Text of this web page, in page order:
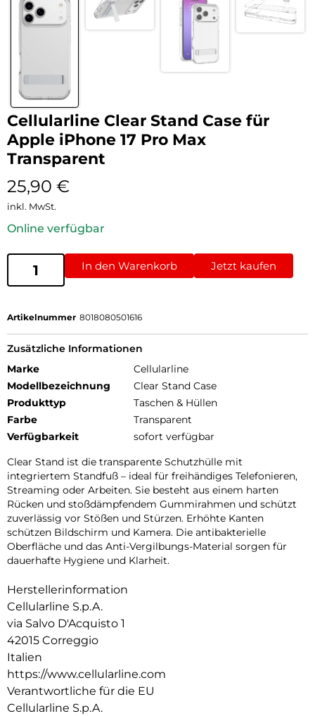
Cellularline Clear Stand Case für
Apple iPhone 17 Pro Max
Transparent
25,90 €
inkl. MwSt.
Online verfügbar
In den Warenkorb Jetzt kaufen
Artikelnummer 8018080501616
Zusätzliche Informationen
Marke
Cellularline
Modellbezeichnung
Clear Stand Case
Produkttyp
Taschen & Hüllen
Farbe
Transparent
Verfügbarkeit
sofort verfügbar
Clear Stand ist die transparente Schutzhülle mit
integriertem Standfuß – ideal für freihändiges Telefonieren,
Streaming oder Arbeiten. Sie besteht aus einem harten
Rücken und stoßdämpfendem Gummirahmen und schützt
zuverlässig vor Stößen und Stürzen. Erhöhte Kanten
schützen Bildschirm und Kamera. Die antibakterielle
Oberfläche und das Anti-Vergilbungs-Material sorgen für
dauerhafte Hygiene und Klarheit.
Herstellerinformation
Cellularline S.p.A.
via Salvo D'Acquisto 1
42015 Correggio
Italien
https://www.cellularline.com
Verantwortliche für die EU
Cellularline S.p.A.